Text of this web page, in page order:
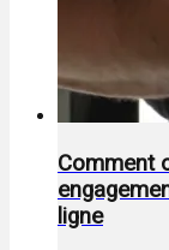
Comment
ligne